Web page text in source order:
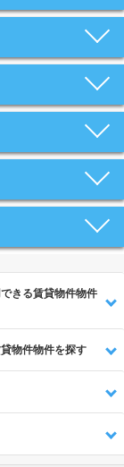
きる賃貸物件物件
物件物件を探す